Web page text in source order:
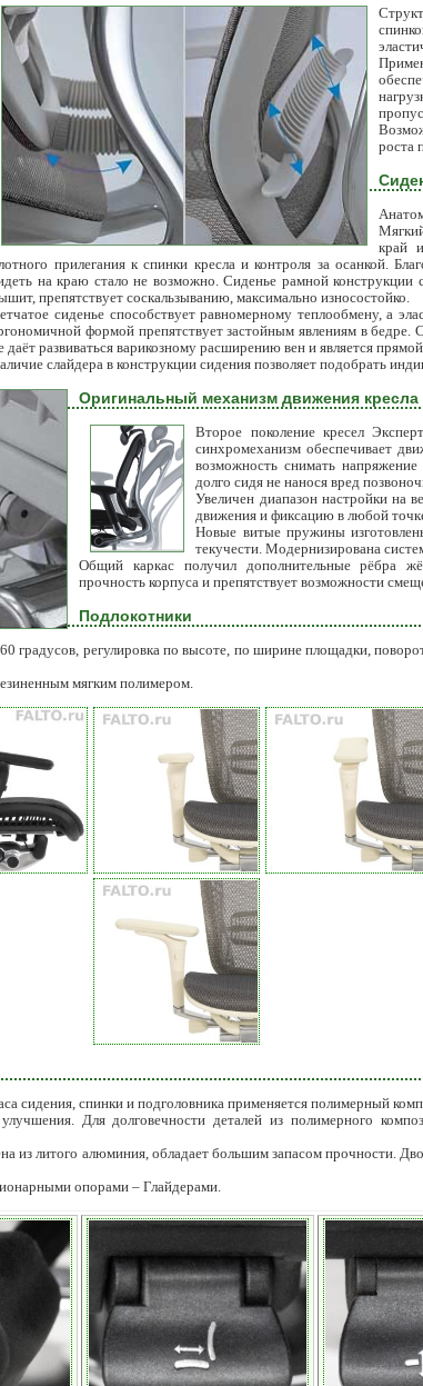
роста
край
прилегания к спинки кресла и контроля за осанкой.
на краю стало не возможно. Сиденье рамной конструкции
препятствует соскальзыванию, максимально износостойко.
сиденье способствует равномерному теплообмену, а
формой препятствует застойным явлениям в бедре.
даёт развиваться варикозному расширению вен и является
слайдера в конструкции сидения позволяет подобрать
Оригинальный механизм движения
Второе поколение кресел
синхромеханизм обеспечивает
возможность снимать
долго сидя не нанося вред
Увеличен диапазон настройки на
движения и фиксацию в любой
Новые витые пружины
текучести. Модернизирована
Общий каркас получил дополнительные рёбра
прочность корпуса и препятствует возможности
Подлокотники
градусов, регулировка по высоте, по ширине площадки,
мягким полимером.
сидения, спинки и подголовника применяется полимерный
Для долговечности деталей из полимерного
из литого алюминия, обладает большим запасом прочности.
опорами – Глайдерами.